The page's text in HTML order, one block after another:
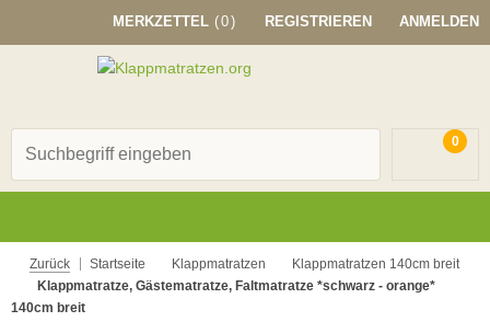
MERKZETTEL (0) REGISTRIEREN ANMELDEN
0
Zurück Startseite Klappmatratzen
Klappmatratzen 140cm breit
Klappmatratze, Gästematratze, Faltmatratze *schwarz - orange*
140cm breit